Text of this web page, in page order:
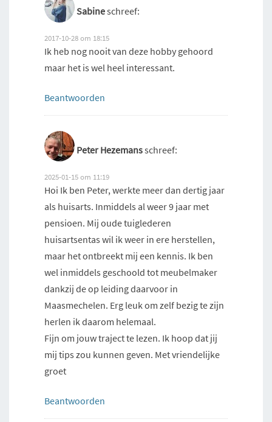
Sabineschreef:
2017-10-28 om 18:15
Ik heb nog nooit van deze hobby gehoord
maar het is wel heel interessant.
Beantwoorden
Peter Hezemansschreef:
2025-01-15 om 11:19
Hoi Ik ben Peter, werkte meer dan dertig jaar
als huisarts. Inmiddels al weer 9 jaar met
pensioen. Mij oude tuiglederen
huisartsentas wil ik weer in ere herstellen,
maar het ontbreekt mij een kennis. Ik ben
wel inmiddels geschoold tot meubelmaker
dankzij de op leiding daarvoor in
Maasmechelen. Erg leuk om zelf bezig te zijn
herlen ik daarom helemaal.
Fijn om jouw traject te lezen. Ik hoop dat jij
mij tips zou kunnen geven. Met vriendelijke
groet
Beantwoorden